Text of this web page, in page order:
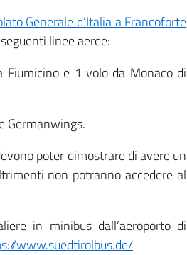
Generale d’Italia a Francoforte
linee aeree:
e 1 volo da Monaco di
Germanwings.
poter dimostrare di avere un
non potranno accedere al
in minibus dall’aeroporto di
www.suedtirolbus.de/